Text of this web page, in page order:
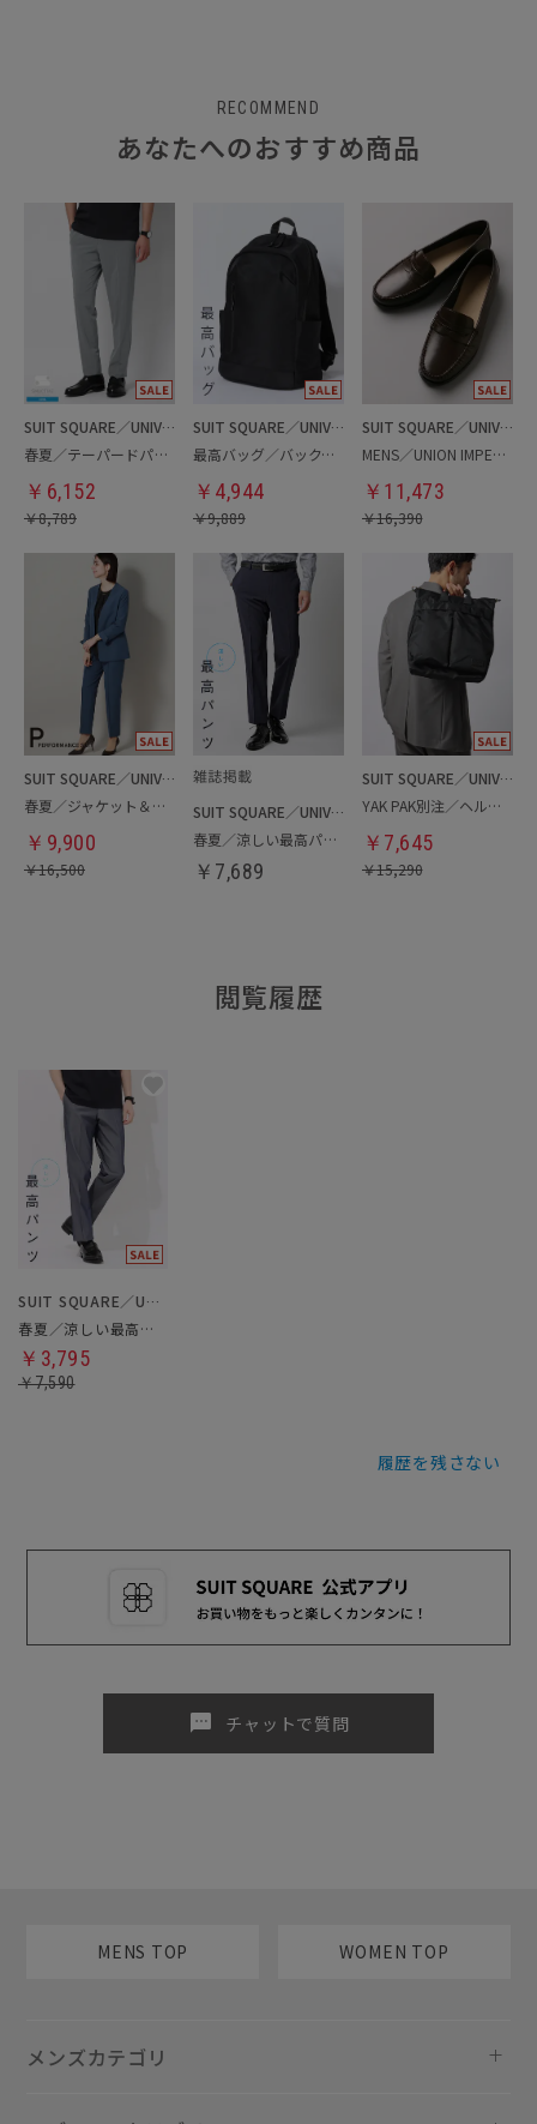
RECOMMEND
あなたへのおすすめ商品
SUIT SQUARE／UNIVERSAL LANGUAGE
春夏／テーパードパンツ
￥ 6,152
￥8,789
SUIT SQUARE／UNIVERSAL LANGUAGE
最高バッグ／バックパック
￥ 4,944
￥9,889
SUIT SQUARE／UNIVERSAL LANGUAGE
MENS／UNION IMPERIAL監修／コインローファー
￥ 11,473
￥16,390
SUIT SQUARE／UNIVERSAL LANGUAGE／WHITE
春夏／ジャケット＆パンツセットアップ／洗濯ネット付き
￥ 9,900
￥16,500
SUIT SQUARE／UNIVERSAL LANGUAGE
春夏／涼しい最高パンツ
￥ 7,689
SUIT SQUARE／UNIVERSAL LANGUAGE
YAK PAK別注／ヘルメットバッグ
￥ 7,645
￥15,290
閲覧履歴
SUIT SQUARE／UNIVERSAL LANGUAGE
春夏／涼しい最高パンツ
￥3,795
￥7,590
履歴を残さない
sms チャットで質問
MENS TOP WOMEN TOP
メンズカテゴリ